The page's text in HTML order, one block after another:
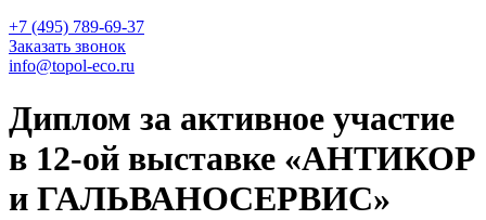
+7 (495) 789-69-37
Заказать звонок
info@topol-eco.ru
Диплом за активное участие
в 12-ой выставке «АНТИКОР
и ГАЛЬВАНОСЕРВИС»